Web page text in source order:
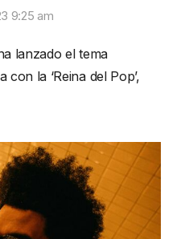
9:25 am
lanzado el tema
la ‘Reina del Pop’,